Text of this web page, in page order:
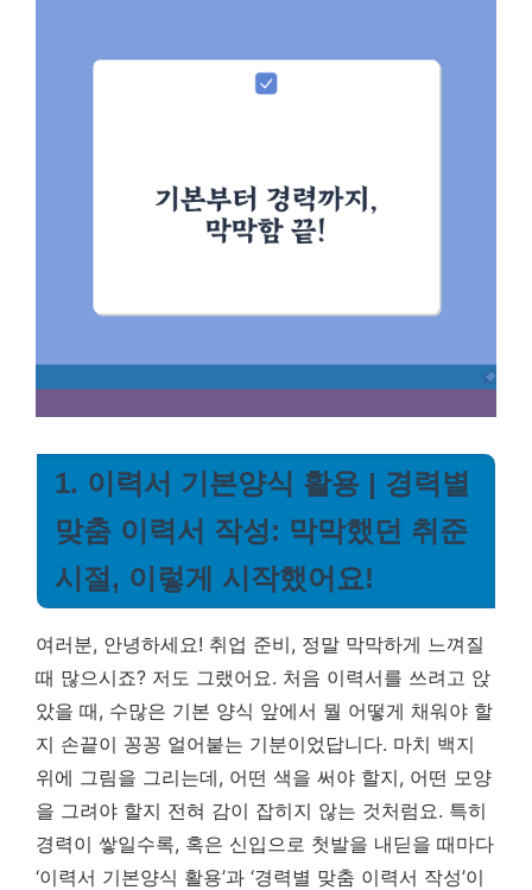
1. 이력서 기본양식 활용 | 경력별
맞춤 이력서 작성: 막막했던 취준
시절, 이렇게 시작했어요!
여러분, 안녕하세요! 취업 준비, 정말 막막하게 느껴질
때 많으시죠? 저도 그랬어요. 처음 이력서를 쓰려고 앉
았을 때, 수많은 기본 양식 앞에서 뭘 어떻게 채워야 할
지 손끝이 꽁꽁 얼어붙는 기분이었답니다. 마치 백지
위에 그림을 그리는데, 어떤 색을 써야 할지, 어떤 모양
을 그려야 할지 전혀 감이 잡히지 않는 것처럼요. 특히
경력이 쌓일수록, 혹은 신입으로 첫발을 내딛을 때마다
‘이력서 기본양식 활용’과 ‘경력별 맞춤 이력서 작성’이